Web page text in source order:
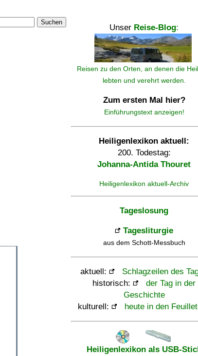
Suchen
Unser Reise-Blog:
Reisen zu den Orten, an denen die
lebten und verehrt werden.
Zum ersten Mal hier?
Einführungstext anzeigen!
Heiligenlexikon aktuell:
200. Todestag:
Johanna-Antida Thouret
Heiligenlexikon aktuell-Archiv
Tageslosung
Tagesliturgie
aus dem Schott-Messbuch
aktuell:
Schlagzeilen des
historisch:
der Tag in der
Geschichte
kulturell:
heute in den
Heiligenlexikon als USB-